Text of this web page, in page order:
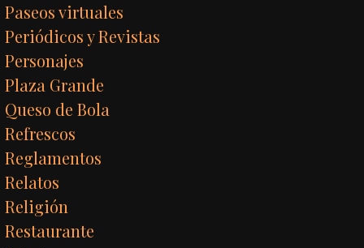
Paseos virtuales
Periódicos y Revistas
Personajes
Plaza Grande
Queso de Bola
Refrescos
Reglamentos
Relatos
Religión
Restaurante